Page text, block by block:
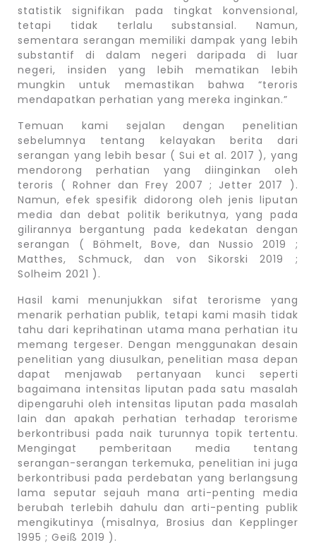
statistik signifikan pada tingkat konvensional,
tetapi tidak terlalu substansial. Namun,
sementara serangan memiliki dampak yang lebih
substantif di dalam negeri daripada di luar
negeri, insiden yang lebih mematikan lebih
mungkin untuk memastikan bahwa “teroris
mendapatkan perhatian yang mereka inginkan.”
Temuan kami sejalan dengan penelitian
sebelumnya tentang kelayakan berita dari
serangan yang lebih besar ( Sui et al. 2017 ), yang
mendorong perhatian yang diinginkan oleh
teroris ( Rohner dan Frey 2007 ; Jetter 2017 ).
Namun, efek spesifik didorong oleh jenis liputan
media dan debat politik berikutnya, yang pada
gilirannya bergantung pada kedekatan dengan
serangan ( Böhmelt, Bove, dan Nussio 2019 ;
Matthes, Schmuck, dan von Sikorski 2019 ;
Solheim 2021 ).
Hasil kami menunjukkan sifat terorisme yang
menarik perhatian publik, tetapi kami masih tidak
tahu dari keprihatinan utama mana perhatian itu
memang tergeser. Dengan menggunakan desain
penelitian yang diusulkan, penelitian masa depan
dapat menjawab pertanyaan kunci seperti
bagaimana intensitas liputan pada satu masalah
dipengaruhi oleh intensitas liputan pada masalah
lain dan apakah perhatian terhadap terorisme
berkontribusi pada naik turunnya topik tertentu.
Mengingat pemberitaan media tentang
serangan-serangan terkemuka, penelitian ini juga
berkontribusi pada perdebatan yang berlangsung
lama seputar sejauh mana arti-penting media
berubah terlebih dahulu dan arti-penting publik
mengikutinya (misalnya, Brosius dan Kepplinger
1995 ; Geiß 2019 ).